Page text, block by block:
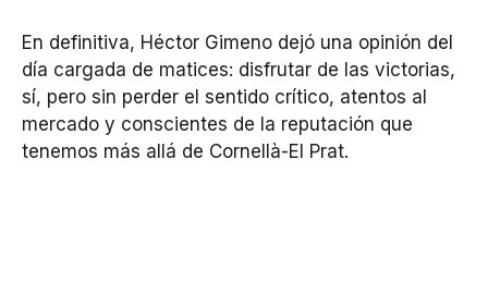
En definitiva, Héctor Gimeno dejó una opinión del
día cargada de matices: disfrutar de las victorias,
sí, pero sin perder el sentido crítico, atentos al
mercado y conscientes de la reputación que
tenemos más allá de Cornellà-El Prat.